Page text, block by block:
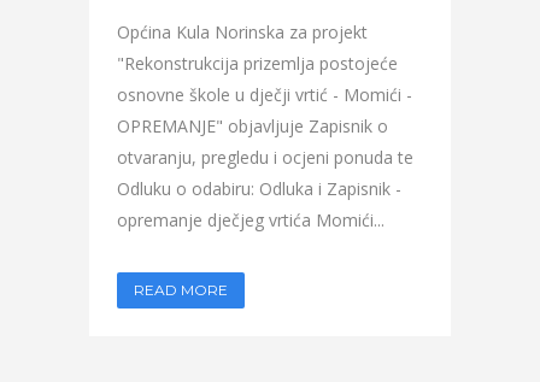
Općina Kula Norinska za projekt
"Rekonstrukcija prizemlja postojeće
osnovne škole u dječji vrtić - Momići -
OPREMANJE" objavljuje Zapisnik o
otvaranju, pregledu i ocjeni ponuda te
Odluku o odabiru: Odluka i Zapisnik -
opremanje dječjeg vrtića Momići...
READ MORE